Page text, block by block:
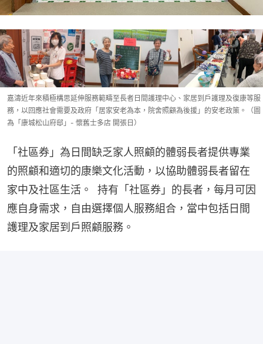
嘉濤近年來積極構思延伸服務範疇至長者日間護理中心、家居到戶護理及復康等服
務，以回應社會需要及政府「居家安老為本，院舍照顧為後援」的安老政策。（圖
為「康城松山府邸」- 懷舊士多店 開張日）
「社區券」為日間缺乏家人照顧的體弱長者提供專業
的照顧和適切的康樂文化活動，以協助體弱長者留在
家中及社區生活。  持有「社區券」的長者，每月可因
應自身需求，自由選擇個人服務組合，當中包括日間
護理及家居到戶照顧服務。